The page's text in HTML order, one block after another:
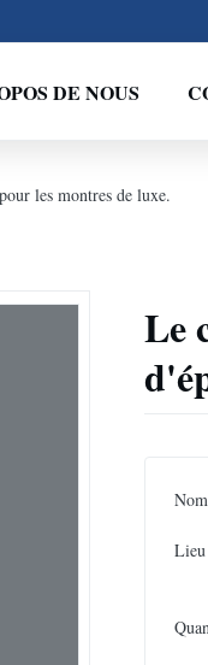
DE NOUS
les montres de luxe.
Le